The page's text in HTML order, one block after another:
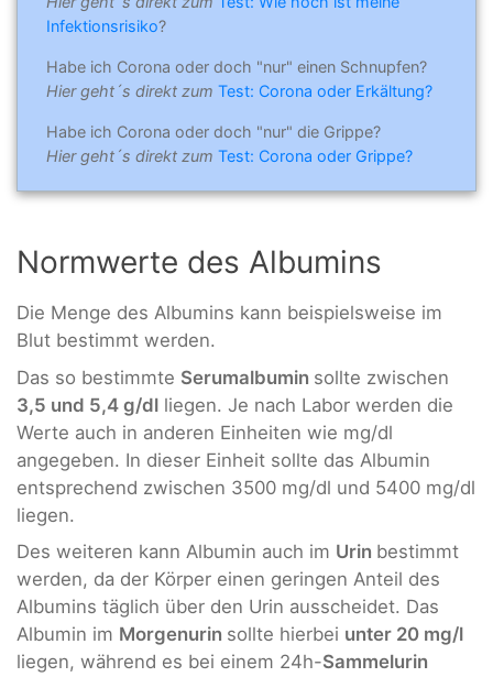
Infektionsrisiko?
Habe ich Corona oder doch "nur" einen Schnupfen?
Hier geht´s direkt zum Test: Corona oder Erkältung?
Habe ich Corona oder doch "nur" die Grippe?
Hier geht´s direkt zum Test: Corona oder Grippe?
Normwerte des Albumins
Die Menge des Albumins kann beispielsweise im
Blut bestimmt werden.
Das so bestimmte Serumalbumin sollte zwischen
3,5 und 5,4 g/dl liegen. Je nach Labor werden die
Werte auch in anderen Einheiten wie mg/dl
angegeben. In dieser Einheit sollte das Albumin
entsprechend zwischen 3500 mg/dl und 5400 mg/dl
liegen.
Des weiteren kann Albumin auch im Urin bestimmt
werden, da der Körper einen geringen Anteil des
Albumins täglich über den Urin ausscheidet. Das
Albumin im Morgenurin sollte hierbei unter 20 mg/l
liegen, während es bei einem 24h-Sammelurin